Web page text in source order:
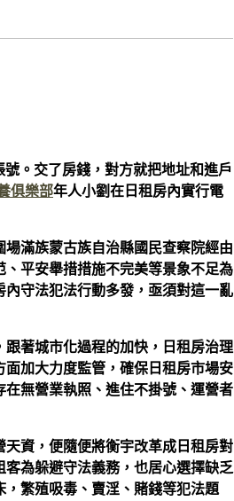
。交了房錢，對方就把地址和進戶
俱樂部年人小劉在日租房內實行電
場滿族蒙古族自治縣國民查察院經由
平安舉措措施不完美等景象不足為
守法犯法行動多發，亟須對這一亂
著城市化過程的加快，日租房治理
加大力度監管，確保日租房市場安
無營業執照、進住不掛號、運營者
資，便隨便將衡宇改革成日租房對
為躲避守法義務，也居心選擇缺乏
，繁殖吸毒、賣淫、賭錢等犯法題